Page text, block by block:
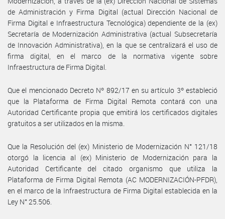
de Administración y Firma Digital (actual Dirección Nacional de
Firma Digital e Infraestructura Tecnológica) dependiente de la (ex)
Secretaría de Modernización Administrativa (actual Subsecretaría
de Innovación Administrativa), en la que se centralizará el uso de
firma digital, en el marco de la normativa vigente sobre
Infraestructura de Firma Digital.
Que el mencionado Decreto Nº 892/17 en su artículo 3º estableció
que la Plataforma de Firma Digital Remota contará con una
Autoridad Certificante propia que emitirá los certificados digitales
gratuitos a ser utilizados en la misma.
Que la Resolución del (ex) Ministerio de Modernización N° 121/18
otorgó la licencia al (ex) Ministerio de Modernización para la
Autoridad Certificante del citado organismo que utiliza la
Plataforma de Firma Digital Remota (AC MODERNIZACIÓN-PFDR),
en el marco de la Infraestructura de Firma Digital establecida en la
Ley N° 25.506.